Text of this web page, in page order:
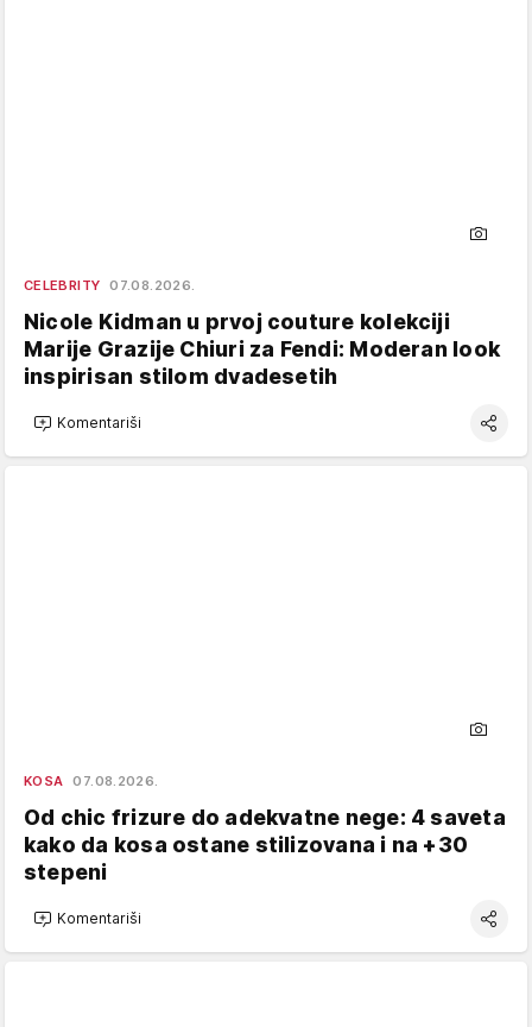
CELEBRITY 07.08.2026.
Nicole Kidman u prvoj couture kolekciji
Marije Grazije Chiuri za Fendi: Moderan look
inspirisan stilom dvadesetih
Komentariši
KOSA 07.08.2026.
Od chic frizure do adekvatne nege: 4 saveta
kako da kosa ostane stilizovana i na +30
stepeni
Komentariši